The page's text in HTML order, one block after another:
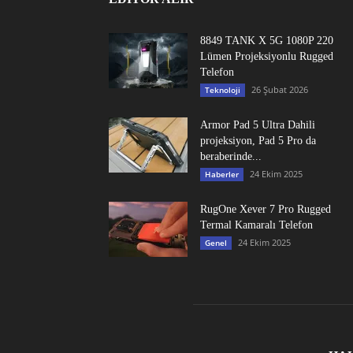
8849 TANK X 5G 1080P 220
Lümen Projeksiyonlu Rugged
Telefon
Teknoloji 26 Şubat 2026
Armor Pad 5 Ultra Dahili
projeksiyon, Pad 5 Pro da
beraberinde...
Haberler 24 Ekim 2025
RugOne Xever 7 Pro Rugged
Termal Kamaralı Telefon
Genel 24 Ekim 2025